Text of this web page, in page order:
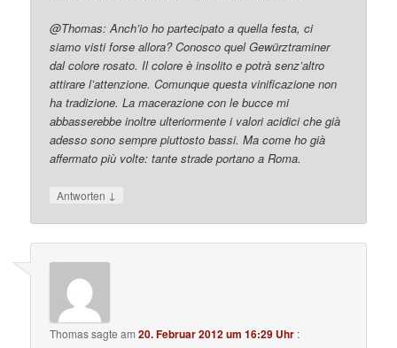
@Thomas: Anch’io ho partecipato a quella festa, ci
siamo visti forse allora? Conosco quel Gewürztraminer
dal colore rosato. Il colore è insolito e potrà senz’altro
attirare l’attenzione. Comunque questa vinificazione non
ha tradizione. La macerazione con le bucce mi
abbasserebbe inoltre ulteriormente i valori acidici che già
adesso sono sempre piuttosto bassi. Ma come ho già
affermato più volte: tante strade portano a Roma.
Antworten ↓
Thomassagte am20. Februar 2012 um 16:29 Uhr :